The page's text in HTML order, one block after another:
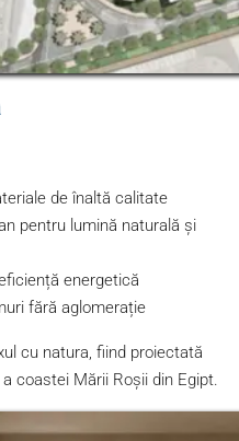
de înaltă calitate
pentru lumină naturală și
energetică
fără aglomerație
cu natura, fiind proiectată
coastei Mării Roșii din Egipt.